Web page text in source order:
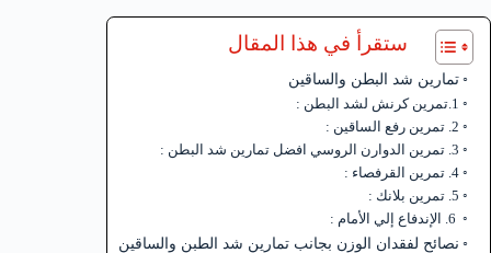
ستقرأ في هذا المقال
تمارين شد البطن والساقين
1.تمرين كرنش لشد البطن :
2. تمرين رفع الساقين :
3. تمرين الدوارن الروسي افضل تمارين شد البطن :
4. تمرين القرفصاء :
5. تمرين بلانك :
نصائح لفقدان الوزن بجانب تمارين شد الطبن والساقين